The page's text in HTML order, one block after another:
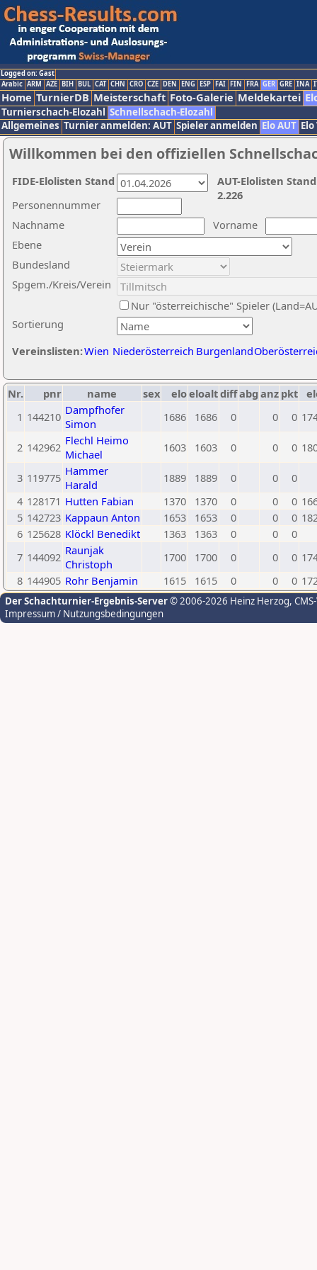
Logged on: Gast
Arabic ARM AZE BIH BUL CAT CHN CRO CZE DEN ENG ESP FAI FIN FRA GER GRE INA
Home TurnierDB Meisterschaft Foto-Galerie Meldekartei
Turnierschach-Elozahl Schnellschach-Elozahl
Allgemeines Turnier anmelden: AUT Spieler anmelden Elo AUT
Willkommen bei den offiziellen
Nachname
Vorname
Ebene
Sortierung
Personennummer
Bundesland
Spgem./Kreis/Verein
Nur "österreichische" Spieler
Vereinslisten:Wien Niederösterreich Burgenland
AUT-Elolisten
2.226
FIDE-Elolisten Stand
Nr. pnr name sex eloeloaltdiffabg anz pkt
1 144210 Dampfhofer
Simon
1686 1686 0 0 0
2 142962 Flechl Heimo
Michael
1603 1603 0 0 0
3 119775 Hammer
Harald
1889 1889 0 0
0
4 128171 Hutten Fabian 1370 1370 0 0 0
5 142723 Kappaun Anton 1653 1653 0 0 0
6 125628 Klöckl Benedikt 1363 1363 0 0
0
7 144092 Raunjak
Christoph
1700 1700 0 0 0
8 144905 Rohr Benjamin 1615 1615 0 0 0
Der Schachturnier-Ergebnis-Server© 2006-2026 Heinz Herzog,
Impressum / Nutzungsbedingungen